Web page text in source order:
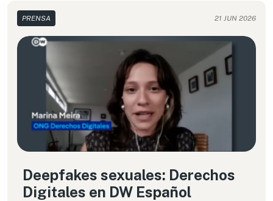
PRENSA 21 JUN 2026
Deepfakes sexuales: Derechos
Digitales en DW Español